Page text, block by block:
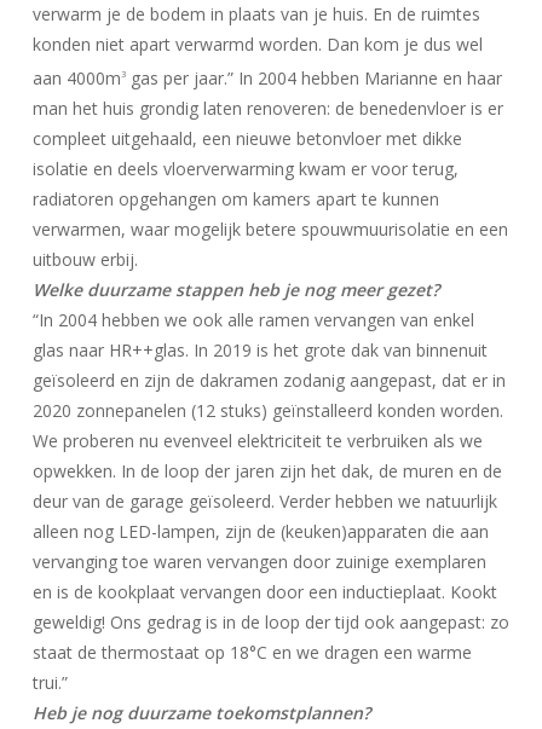
verwarm je de bodem in plaats van je huis. En de ruimtes
konden niet apart verwarmd worden. Dan kom je dus wel
aan 4000m3gas per jaar.” In 2004 hebben Marianne en haar
man het huis grondig laten renoveren: de benedenvloer is er
compleet uitgehaald, een nieuwe betonvloer met dikke
isolatie en deels vloerverwarming kwam er voor terug,
radiatoren opgehangen om kamers apart te kunnen
verwarmen, waar mogelijk betere spouwmuurisolatie en een
uitbouw erbij.
Welke duurzame stappen heb je nog meer gezet?
“In 2004 hebben we ook alle ramen vervangen van enkel
glas naar HR++glas. In 2019 is het grote dak van binnenuit
geïsoleerd en zijn de dakramen zodanig aangepast, dat er in
2020 zonnepanelen (12 stuks) geïnstalleerd konden worden.
We proberen nu evenveel elektriciteit te verbruiken als we
opwekken. In de loop der jaren zijn het dak, de muren en de
deur van de garage geïsoleerd. Verder hebben we natuurlijk
alleen nog LED-lampen, zijn de (keuken)apparaten die aan
vervanging toe waren vervangen door zuinige exemplaren
en is de kookplaat vervangen door een inductieplaat. Kookt
geweldig! Ons gedrag is in de loop der tijd ook aangepast: zo
staat de thermostaat op 18°C en we dragen een warme
trui.”
Heb je nog duurzame toekomstplannen?